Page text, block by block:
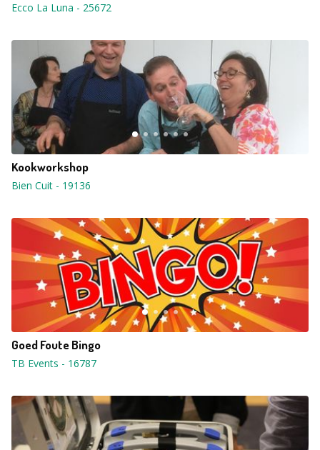
Ecco La Luna - 25672
Kookworkshop
Bien Cuit - 19136
Goed Foute Bingo
TB Events - 16787